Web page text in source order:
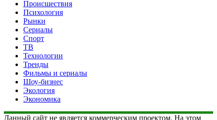
Происшествия
Психология
Рынки
Сериалы
Спорт
ТВ
Технологии
Тренды
Фильмы и сериалы
Шоу-бизнес
Экология
Экономика
Данный сайт не является коммерческим проектом. На этом